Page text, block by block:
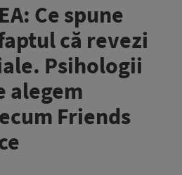
Ce spune
că revezi
Psihologii
alegem
Friends